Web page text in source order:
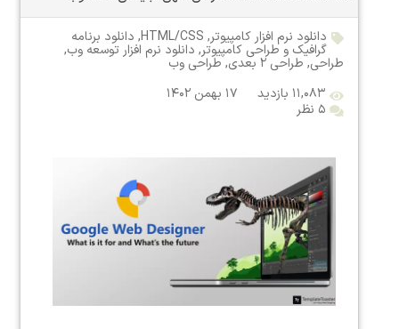
دانلود نرم افزار کامپیوتر,
HTML/CSS
, دانلود برنامه
گرافیک و طراحی کامپیوتر, دانلود نرم افزار توسعه وب,
طراحی, طراحی ۲ بعدی , طراحی وب
۱۱,۰۸۳ بازدید
۱۷ بهمن ۱۴۰۲
۵ نظر